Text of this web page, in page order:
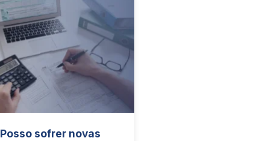
Posso sofrer novas